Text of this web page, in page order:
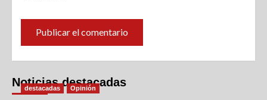
Noticias destacadas
destacadas Opinión